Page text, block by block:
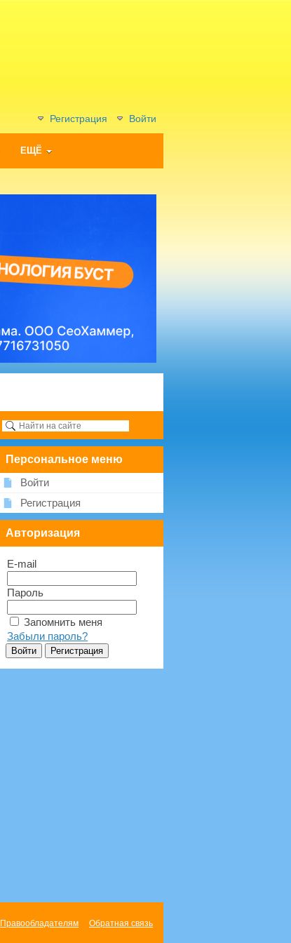
Регистрация Войти
ЕЩЁ
Персональное меню
Войти
Регистрация
Авторизация
E-mail
Пароль
Запомнить меня
Забыли пароль?
Правообладателям Обратная связь